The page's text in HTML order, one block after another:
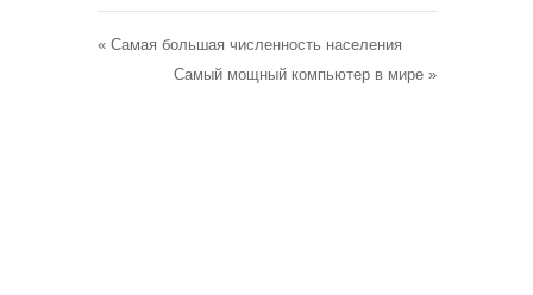
«Самая большая численность населения
Самый мощный компьютер в мире »